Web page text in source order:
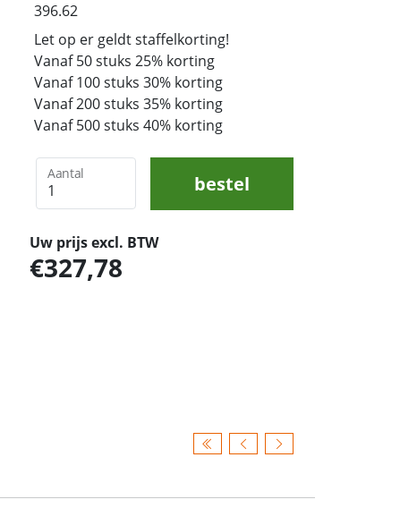
396.62
Let op er geldt staffelkorting!
Vanaf 50 stuks 25% korting
Vanaf 100 stuks 30% korting
Vanaf 200 stuks 35% korting
Vanaf 500 stuks 40% korting
Aantal bestel
Uw prijs excl. BTW
327,78